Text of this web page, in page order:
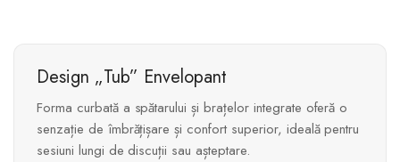
Design „Tub” Envelopant
Forma curbată a spătarului și brațelor integrate oferă o
senzație de îmbrățișare și confort superior, ideală pentru
sesiuni lungi de discuții sau așteptare.